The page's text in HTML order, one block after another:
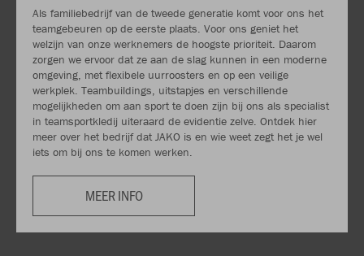
Als familiebedrijf van de tweede generatie komt voor ons het
teamgebeuren op de eerste plaats. Voor ons geniet het
welzijn van onze werknemers de hoogste prioriteit. Daarom
zorgen we ervoor dat ze aan de slag kunnen in een moderne
omgeving, met flexibele uurroosters en op een veilige
werkplek. Teambuildings, uitstapjes en verschillende
mogelijkheden om aan sport te doen zijn bij ons als specialist
in teamsportkledij uiteraard de evidentie zelve. Ontdek hier
meer over het bedrijf dat JAKO is en wie weet zegt het je wel
iets om bij ons te komen werken.
MEER INFO